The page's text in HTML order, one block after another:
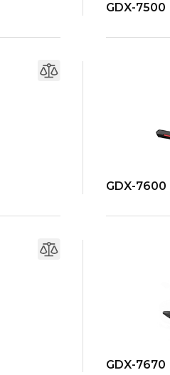
GDX-7500
GDX-7600
GDX-7670